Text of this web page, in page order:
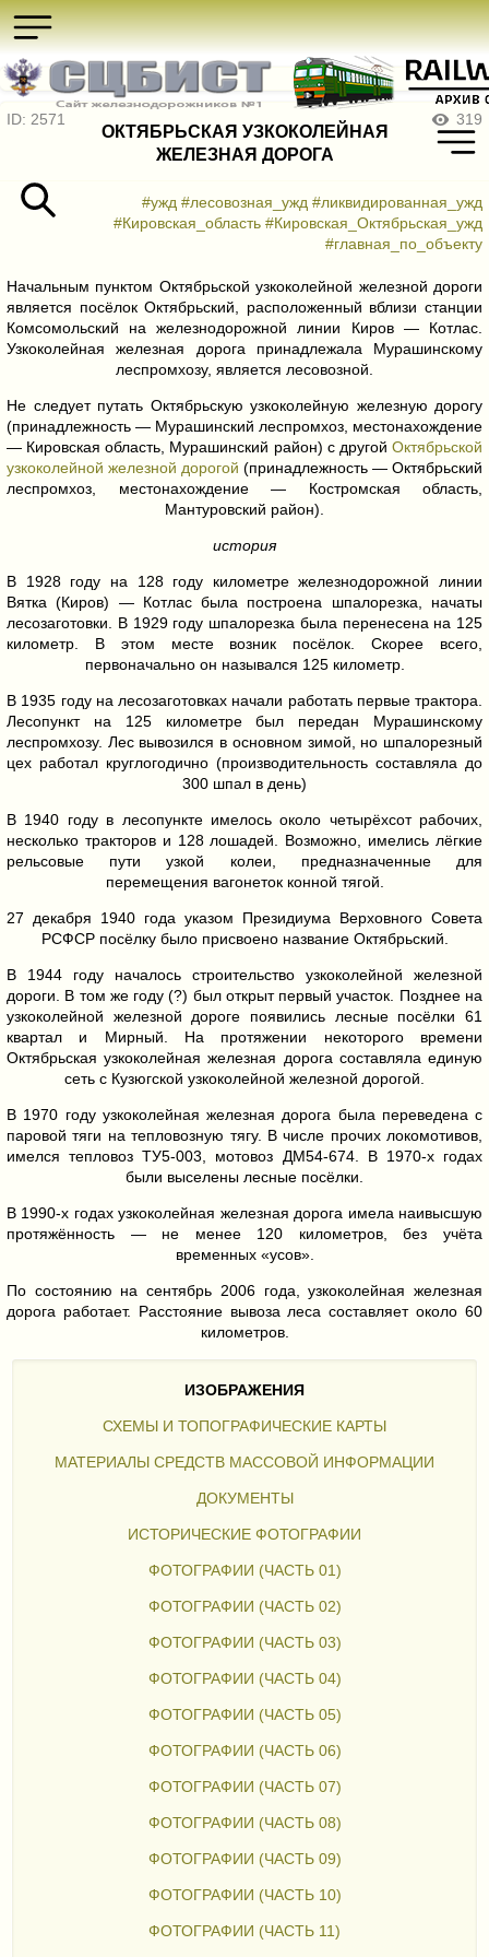
ID: 2571
ОКТЯБРЬСКАЯ УЗКОКОЛЕЙНАЯ
ЖЕЛЕЗНАЯ ДОРОГА
319
#ужд #лесовозная_ужд #ликвидированная_ужд
#Кировская_область #Кировская_Октябрьская_ужд
#главная_по_объекту
Начальным пунктом Октябрьской узкоколейной железной дороги
является посёлок Октябрьский, расположенный вблизи станции
Комсомольский на железнодорожной линии Киров — Котлас.
Узкоколейная железная дорога принадлежала Мурашинскому
леспромхозу, является лесовозной.
Не следует путать Октябрьскую узкоколейную железную дорогу
(принадлежность — Мурашинский леспромхоз, местонахождение
— Кировская область, Мурашинский район) с другой Октябрьской
узкоколейной железной дорогой (принадлежность — Октябрьский
леспромхоз, местонахождение — Костромская область,
Мантуровский район).
история
В 1928 году на 128 году километре железнодорожной линии
Вятка (Киров) — Котлас была построена шпалорезка, начаты
лесозаготовки. В 1929 году шпалорезка была перенесена на 125
километр. В этом месте возник посёлок. Скорее всего,
первоначально он назывался 125 километр.
В 1935 году на лесозаготовках начали работать первые трактора.
Лесопункт на 125 километре был передан Мурашинскому
леспромхозу. Лес вывозился в основном зимой, но шпалорезный
цех работал круглогодично (производительность составляла до
300 шпал в день)
В 1940 году в лесопункте имелось около четырёхсот рабочих,
несколько тракторов и 128 лошадей. Возможно, имелись лёгкие
рельсовые пути узкой колеи, предназначенные для
перемещения вагонеток конной тягой.
27 декабря 1940 года указом Президиума Верховного Совета
РСФСР посёлку было присвоено название Октябрьский.
В 1944 году началось строительство узкоколейной железной
дороги. В том же году (?) был открыт первый участок. Позднее на
узкоколейной железной дороге появились лесные посёлки 61
квартал и Мирный. На протяжении некоторого времени
Октябрьская узкоколейная железная дорога составляла единую
сеть с Кузюгской узкоколейной железной дорогой.
В 1970 году узкоколейная железная дорога была переведена с
паровой тяги на тепловозную тягу. В числе прочих локомотивов,
имелся тепловоз ТУ5-003, мотовоз ДМ54-674. В 1970-х годах
были выселены лесные посёлки.
В 1990-х годах узкоколейная железная дорога имела наивысшую
протяжённость — не менее 120 километров, без учёта
временных «усов».
По состоянию на сентябрь 2006 года, узкоколейная железная
дорога работает. Расстояние вывоза леса составляет около 60
километров.
ИЗОБРАЖЕНИЯ
СХЕМЫ И ТОПОГРАФИЧЕСКИЕ КАРТЫ
МАТЕРИАЛЫ СРЕДСТВ МАССОВОЙ ИНФОРМАЦИИ
ДОКУМЕНТЫ
ИСТОРИЧЕСКИЕ ФОТОГРАФИИ
ФОТОГРАФИИ (ЧАСТЬ 01)
ФОТОГРАФИИ (ЧАСТЬ 02)
ФОТОГРАФИИ (ЧАСТЬ 03)
ФОТОГРАФИИ (ЧАСТЬ 04)
ФОТОГРАФИИ (ЧАСТЬ 05)
ФОТОГРАФИИ (ЧАСТЬ 06)
ФОТОГРАФИИ (ЧАСТЬ 07)
ФОТОГРАФИИ (ЧАСТЬ 08)
ФОТОГРАФИИ (ЧАСТЬ 09)
ФОТОГРАФИИ (ЧАСТЬ 10)
ФОТОГРАФИИ (ЧАСТЬ 11)